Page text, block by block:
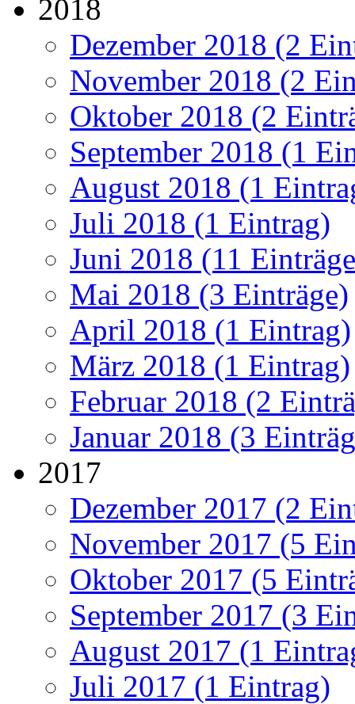
2018
Dezember 2018 (2
November 2018 (2
Oktober 2018 (2
September 2018 (1
August 2018 (1
Juli 2018 (1 Eintrag)
Juni 2018 (11
Mai 2018 (3 Einträge)
April 2018 (1 Eintrag)
März 2018 (1 Eintrag)
Februar 2018 (2
Januar 2018 (3
2017
Dezember 2017 (2
November 2017 (5
Oktober 2017 (5
September 2017 (3
August 2017 (1
Juli 2017 (1 Eintrag)